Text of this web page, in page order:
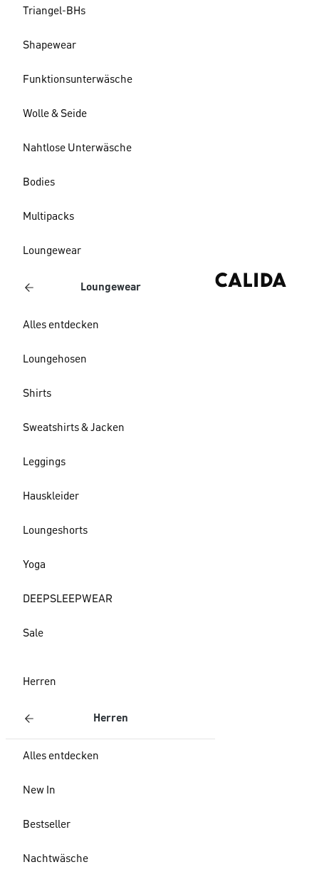
Triangel-BHs
Shapewear
Funktionsunterwäsche
Wolle & Seide
Nahtlose Unterwäsche
Bodies
Multipacks
Loungewear
Loungewear
Alles entdecken
Loungehosen
Shirts
Sweatshirts & Jacken
Leggings
Hauskleider
Loungeshorts
Yoga
DEEPSLEEPWEAR
Sale
Herren
Herren
Alles entdecken
New In
Bestseller
Nachtwäsche